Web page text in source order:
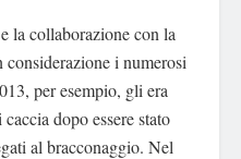
la collaborazione con la
i numerosi
per esempio, gli era
dopo essere stato
al bracconaggio. Nel